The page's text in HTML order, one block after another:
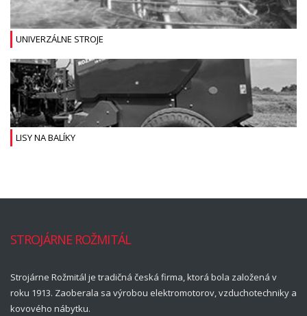
UNIVERZÁLNE STROJE
LISY NA BALÍKY
STROJÁRNE ROŽMITÁL
Strojárne Rožmitál je tradičná česká firma, ktorá bola založená v
roku 1913. Zaoberala sa výrobou elektromotorov, vzduchotechniky a
kovového nábytku.